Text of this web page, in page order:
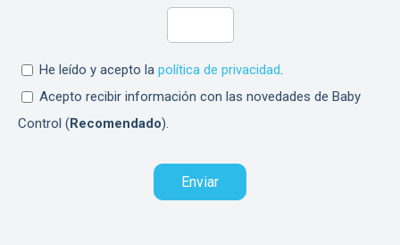
He leído y acepto la política de privacidad
Acepto recibir información con las novedades de Baby
Control (Recomendado).